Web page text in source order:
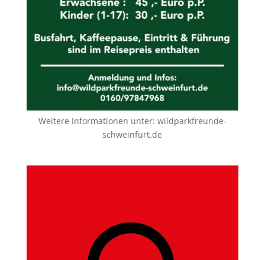
Weitere Informationen unter: wildparkfreunde-
schweinfurt.de